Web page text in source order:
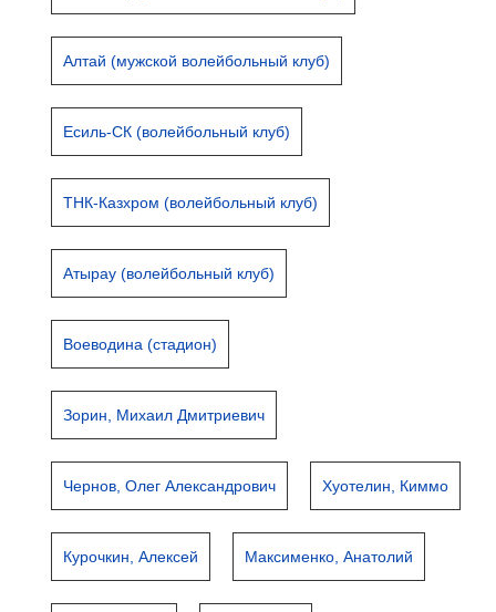
Алтай (мужской волейбольный клуб)
Есиль-СК (волейбольный клуб)
ТНК-Казхром (волейбольный клуб)
Атырау (волейбольный клуб)
Воеводина (стадион)
Зорин, Михаил Дмитриевич
Чернов, Олег Александрович Хуотелин, Киммо
Курочкин, Алексей Максименко, Анатолий